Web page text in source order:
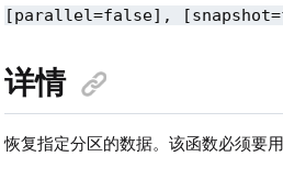
[parallel=false],
详情
恢复指定分区的数据。该函数必须要